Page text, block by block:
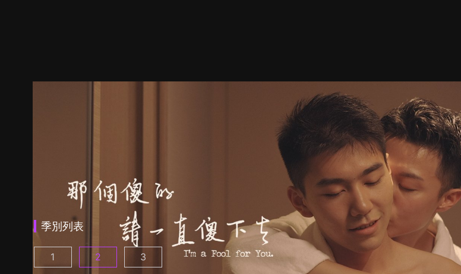
季別列表
那個傻的 請一直傻下去 第1季 第1集( )
1 那個傻的 請一直傻下去 第2季 第1集( )
2 那個傻的 請一直傻下去 第3季 第1集
3